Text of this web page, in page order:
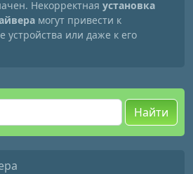
Некорректная установка
могут привести к
устройства или даже к его
Найти